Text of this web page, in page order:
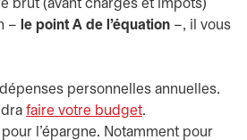
brut (avant charges et impôts)
–
le point A de l’équation –, il vous
personnelles annuelles.
faire votre budget.
l’épargne. Notamment pour